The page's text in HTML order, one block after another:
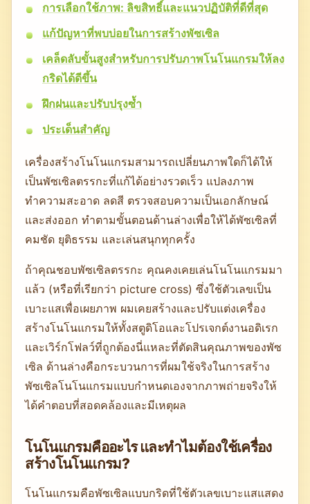
การเลือกใช้ภาพ: ลิขสิทธิ์และแนวปฏิบัติที่ดีที่สุด
แก้ปัญหาที่พบบ่อยในการสร้างพัซเซิล
เคล็ดลับขั้นสูงสำหรับการปรับภาพโนโนแกรมให้ลง
กริดได้ดีขึ้น
ฝึกฝนและปรับปรุงซ้ำ
ประเด็นสำคัญ
เครื่องสร้างโนโนแกรมสามารถเปลี่ยนภาพใดก็ได้ให้
เป็นพัซเซิลตรรกะที่แก้ได้อย่างรวดเร็ว แปลงภาพ
ทำความสะอาด ลดสี ตรวจสอบความเป็นเอกลักษณ์
และส่งออก ทำตามขั้นตอนด้านล่างเพื่อให้ได้พัซเซิลที่
คมชัด ยุติธรรม และเล่นสนุกทุกครั้ง
ถ้าคุณชอบพัซเซิลตรรกะ คุณคงเคยเล่นโนโนแกรมมา
แล้ว (หรือที่เรียกว่า picture cross) ซึ่งใช้ตัวเลขเป็น
เบาะแสเพื่อเผยภาพ ผมเคยสร้างและปรับแต่งเครื่อง
สร้างโนโนแกรมให้ทั้งสตูดิโอและโปรเจกต์งานอดิเรก
และเวิร์กโฟลว์ที่ถูกต้องนี่แหละที่ตัดสินคุณภาพของพัซ
เซิล ด้านล่างคือกระบวนการที่ผมใช้จริงในการสร้าง
พัซเซิลโนโนแกรมแบบกำหนดเองจากภาพถ่ายจริงให้
ได้คำตอบที่สอดคล้องและมีเหตุผล
โนโนแกรมคืออะไร และทำไมต้องใช้เครื่อง
สร้างโนโนแกรม?
โนโนแกรมคือพัซเซิลแบบกริดที่ใช้ตัวเลขเบาะแสแสดง